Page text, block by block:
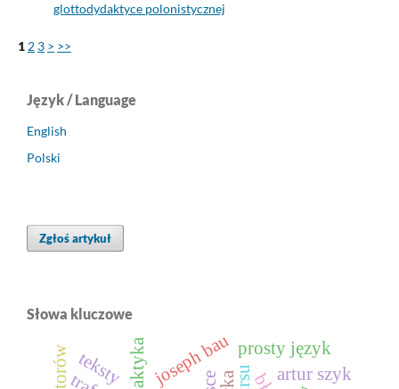
glottodydaktyce polonistycznej
1 2 3 > >>
Język / Language
English
Polski
Zgłoś artykuł
Słowa kluczowe
prosty język
joseph bau artur szyk
teksty